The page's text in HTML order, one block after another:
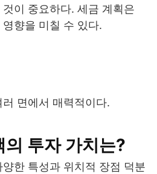
이 중요하다. 세금 계획은
향을 미칠 수 있다.
면에서 매력적이다.
의 투자 가치는?
한 특성과 위치적 장점 덕분